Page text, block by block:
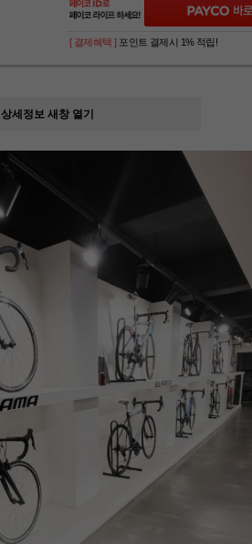
페이코 ID로
[ 결제혜택 ] 포인트 결제시 1% 적립!
상세정보 새창 열기